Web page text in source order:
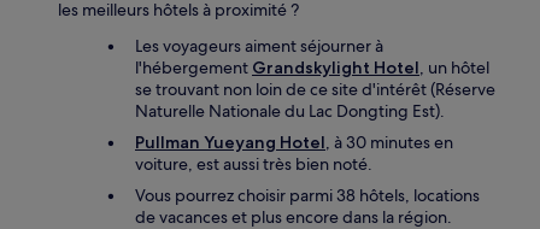
les meilleurs hôtels à proximité ?
Les voyageurs aiment séjourner à
l'hébergement Grandskylight Hotel, un hôtel
se trouvant non loin de ce site d'intérêt (Réserve
Naturelle Nationale du Lac Dongting Est).
Pullman Yueyang Hotel, à 30 minutes en
voiture, est aussi très bien noté.
Vous pourrez choisir parmi 38 hôtels, locations
de vacances et plus encore dans la région.